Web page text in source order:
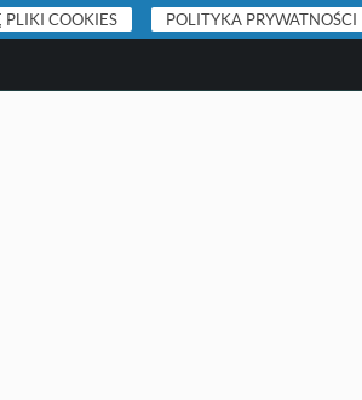
PLIKI COOKIES POLITYKA PRYWATNOŚCI